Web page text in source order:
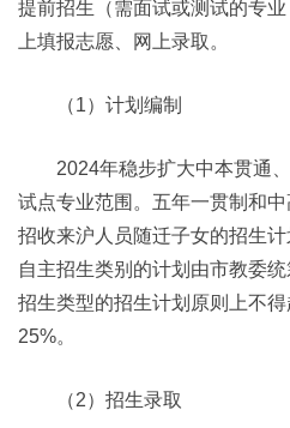
提前招生（需面试或测试的专
上填报志愿、网上录取。
（1）计划编制
2024年稳步扩大中本贯通、
试点专业范围。五年一贯制和
招收来沪人员随迁子女的招生
自主招生类别的计划由市教委
招生类型的招生计划原则上不
25%。
（2）招生录取